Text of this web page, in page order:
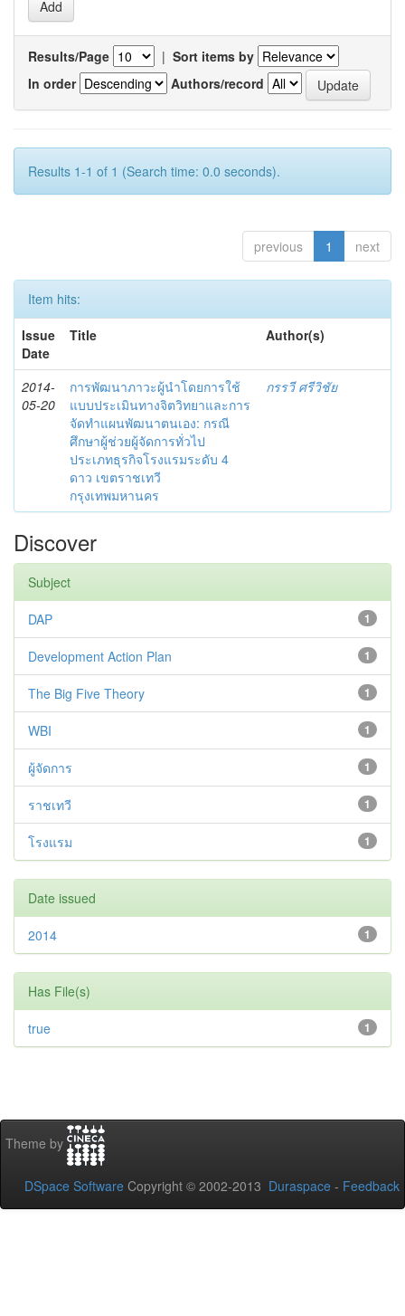
Results/Page | Sort items by
In order
Authors/record
Results 1-1 of 1 (Search time: 0.0 seconds).
previous 1 next
Item hits:
Issue
Date
Title Author(s)
2014-
05-20
การพัฒนาภาวะผู้นำโดยการใช้
แบบประเมินทางจิตวิทยาและการ
จัดทำแผนพัฒนาตนเอง: กรณี
ศึกษาผู้ช่วยผู้จัดการทั่วไป
ประเภทธุรกิจโรงแรมระดับ 4
ดาว เขตราชเทวี
กรุงเทพมหานคร
กรรวี ศรีวิชัย
Discover
Subject
1
DAP
1
Development Action Plan
1
The Big Five Theory
1
WBI
1
ผู้จัดการ
1
ราชเทวี
1
โรงแรม
Date issued
1
2014
Has File(s)
1
true
Theme by
DSpace Software Copyright © 2002-2013 Duraspace - Feedback